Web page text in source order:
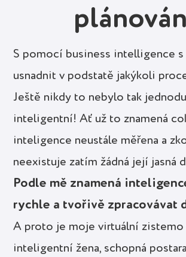
S pomocí business intelligence s
usnadnit v podstatě jakýkoli
Ještě nikdy to nebylo tak
inteligentní! Ať už to znamená
inteligence neustále měřena a
neexistuje zatím žádná její jasná
Podle mě znamená
rychle a tvořivě zpracovávat
A proto je moje virtuální zistemo
inteligentní žena, schopná